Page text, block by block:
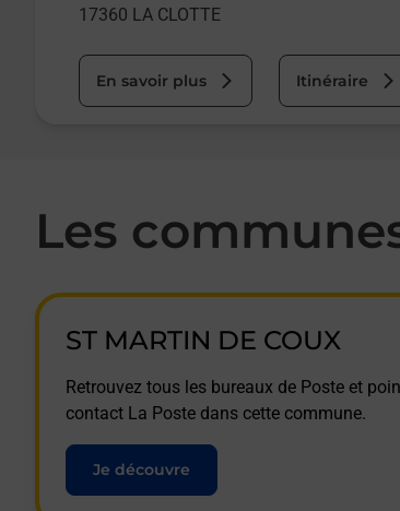
17360 LA CLOTTE
En savoir plus Itinéraire
Les
ST MARTIN DE COUX
Retrouvez tous les bureaux de Poste et
contact La Poste dans cette commune.
Je découvre